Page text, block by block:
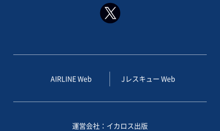
AIRLINE Web Jレスキュー Web
運営会社：イカロス出版